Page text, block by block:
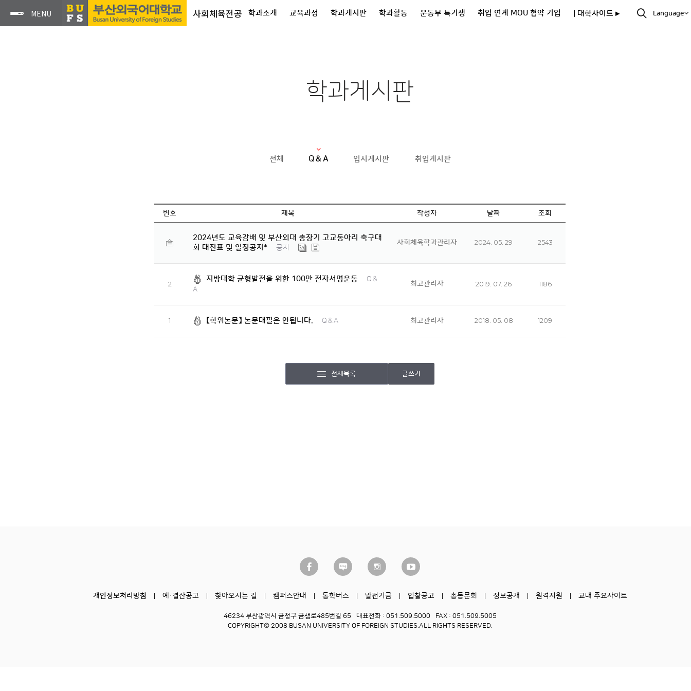
사회체육전공 학과소개 교육과정 학과게시판 학과활동 운동부 특기생 취업 연계 MOU 협약 기업 | 대학사이트 ▸ Language
학과게시판
전체 Q＆A 입시게시판 취업게시판
번호 제목 작성자 날짜 조회
2024년도 교육감배 및 부산외대 총장기 고교동아리 축구대
회 대진표 및 일정공지*
공지
사회체육학과관리자 2024. 05. 29 2543
2
지방대학 균형발전을 위한 100만 전자서명운동
Q＆
A
최고관리자 2019. 07. 26 1186
1 【학위논문】 논문대필은 안됩니다. Q＆A 최고관리자 2018. 05. 08 1209
전체목록 글쓰기
개인정보처리방침 예·결산공고 찾아오시는 길 캠퍼스안내 통학버스 발전기금 입찰공고 총동문회 정보공개 원격지원 교내 주요사이트
46234 부산광역시 금정구 금샘로485번길 65 대표전화 : 051.509.5000
FAX : 051.509.5005
COPYRIGHT© 2008 BUSAN UNIVERSITY OF FOREIGN STUDIES. ALL RIGHTS RESERVED.